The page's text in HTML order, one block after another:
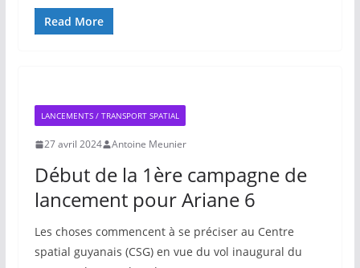
Read More
LANCEMENTS / TRANSPORT SPATIAL
27 avril 2024 Antoine Meunier
Début de la 1ère campagne de
lancement pour Ariane 6
Les choses commencent à se préciser au Centre
spatial guyanais (CSG) en vue du vol inaugural du